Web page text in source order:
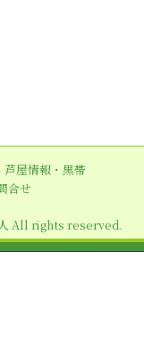
芦屋情報・黒帯
合せ
All rights reserved.